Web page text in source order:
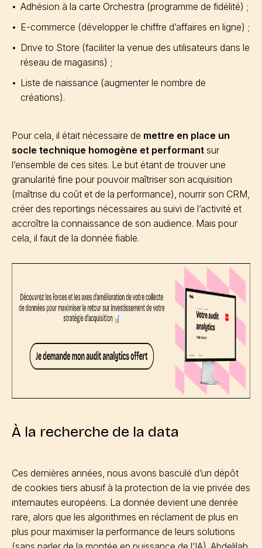
Adhésion à la carte Orchestra (programme de fidélité) ;
E-commerce (développer le chiffre d’affaires en ligne) ;
Drive to Store (faciliter la venue des utilisateurs dans le
réseau de magasins) ;
Liste de naissance (augmenter le nombre de
créations).
Pour cela, il était nécessaire de mettre en place un
socle technique homogène et performant sur
l’ensemble de ces sites. Le but étant de trouver une
granularité fine pour pouvoir maîtriser son acquisition
(maîtrise du coût et de la performance), nourrir son CRM,
créer des reportings nécessaires au suivi de l’activité et
accroître la connaissance de son audience. Mais pour
cela, il faut de la donnée fiable.
À la recherche de la data
Ces dernières années, nous avons basculé d’un dépôt
de cookies tiers abusif à la protection de la vie privée des
internautes européens. La donnée devient une denrée
rare, alors que les algorithmes en réclament de plus en
plus pour maximiser la performance de leurs solutions